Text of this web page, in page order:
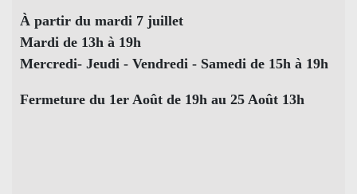
À partir du mardi 7 juillet
Mardi de 13h à 19h
Mercredi- Jeudi - Vendredi - Samedi de 15h à 19h
Fermeture du 1er Août de 19h au 25 Août 13h